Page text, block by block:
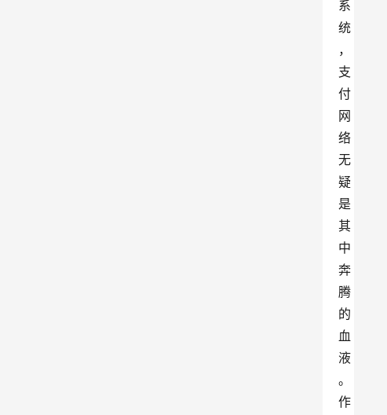
系
统
，
支
付
网
络
无
疑
是
其
中
奔
腾
的
血
液
。
作